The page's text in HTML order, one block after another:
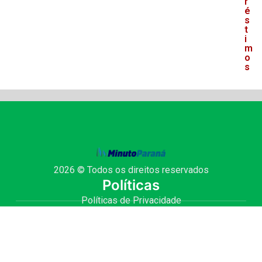
é
s
t
i
m
o
s
2026 © Todos os direitos reservados
Políticas
Políticas de Privacidade